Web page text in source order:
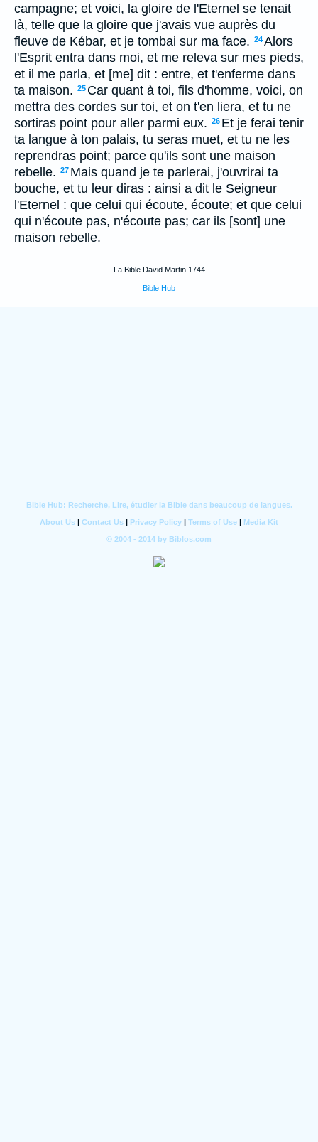
campagne; et voici, la gloire de l'Eternel se tenait
là, telle que la gloire que j'avais vue auprès du
fleuve de Kébar, et je tombai sur ma face. 24Alors
l'Esprit entra dans moi, et me releva sur mes pieds,
et il me parla, et [me] dit : entre, et t'enferme dans
ta maison. 25 Car quant à toi, fils d'homme, voici, on
mettra des cordes sur toi, et on t'en liera, et tu ne
sortiras point pour aller parmi eux. 26 Et je ferai tenir
ta langue à ton palais, tu seras muet, et tu ne les
reprendras point; parce qu'ils sont une maison
rebelle. 27 Mais quand je te parlerai, j'ouvrirai ta
bouche, et tu leur diras : ainsi a dit le Seigneur
l'Eternel : que celui qui écoute, écoute; et que celui
qui n'écoute pas, n'écoute pas; car ils [sont] une
maison rebelle.
La Bible David Martin 1744
Bible Hub